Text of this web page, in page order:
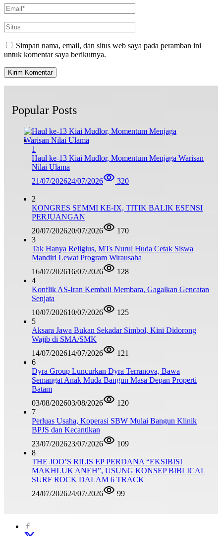
Simpan nama, email, dan situs web saya pada peramban ini
untuk komentar saya berikutnya.
Popular Posts
1
Haul ke-13 Kiai Mudlor, Momentum Menjaga Warisan
Nilai Ulama
21/07/202624/07/2026 320
2
KONGRES SEMMI KE-IX, TITIK BALIK ESENSI
PERJUANGAN
20/07/202620/07/2026
170
3
Tak Hanya Religius, MTs Nurul Huda Cetak Siswa
Mandiri Lewat Program Wirausaha
16/07/202616/07/2026
128
4
Konflik AS-Iran Kembali Membara, Gagalkan Gencatan
Senjata
10/07/202610/07/2026
125
5
Aksara Jawa Bukan Sekadar Simbol, Kini Didorong
Wajib di SMA/SMK
14/07/202614/07/2026
121
6
Dyra Group Luncurkan Dyra Terranova, Bawa
Semangat Anak Muda Bangun Masa Depan Properti
Batam
03/08/202603/08/2026
120
7
Perluas Usaha, Koperasi SBW Mulai Bangun Klinik
BPJS dan Kecantikan
23/07/202623/07/2026
109
8
THE JOO’S RILIS EP PERDANA “EKSIBISI
MAKHLUK ANEH”, USUNG KONSEP BIBLICAL
SURF ROCK DALAM 6 TRACK
24/07/202624/07/2026 99